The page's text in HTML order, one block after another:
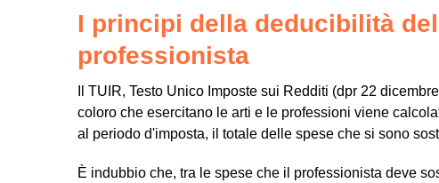
I principi della deducibilità
professionista
Il TUIR, Testo Unico Imposte sui Redditi (dpr 22
coloro che esercitano le arti e le professioni viene
al periodo d'imposta, il totale delle spese che si sono
È indubbio che, tra le spese che il professionista deve